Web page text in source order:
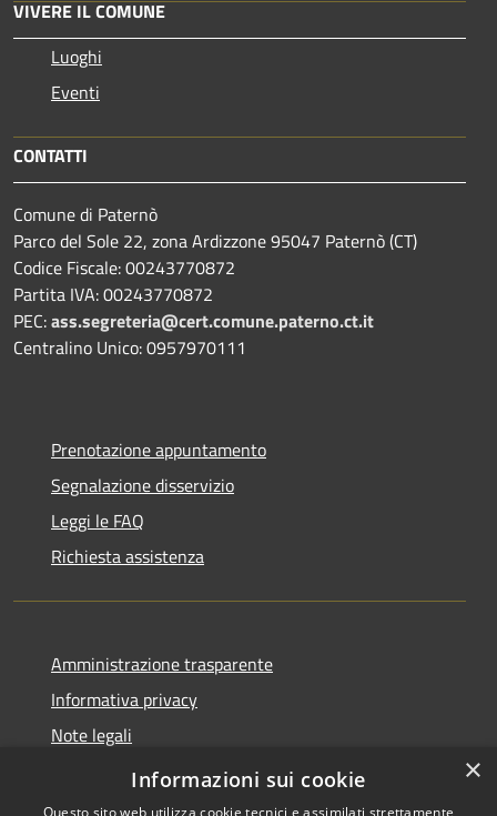
VIVERE IL COMUNE
Luoghi
Eventi
CONTATTI
Comune di Paternò
Parco del Sole 22, zona Ardizzone 95047 Paternò (CT)
Codice Fiscale: 00243770872
Partita IVA: 00243770872
PEC:ass.segreteria@cert.comune.paterno.ct.it
Centralino Unico: 0957970111
Prenotazione appuntamento
Segnalazione disservizio
Leggi le FAQ
Richiesta assistenza
Amministrazione trasparente
Informativa privacy
Note legali
Dichiarazione di accessibilità
×
Informazioni sui cookie
Questo sito web utilizza cookie tecnici e assimilati strettamente